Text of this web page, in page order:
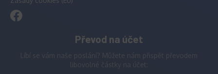
Převod na účet
Líbí se vám naše poslání? Můžete nám přispět převodem
libovolné částky na účet: